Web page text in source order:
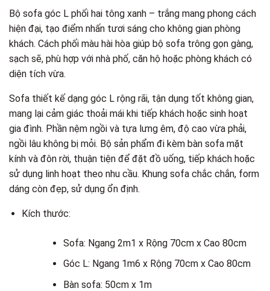
Bộ sofa góc L phối hai tông xanh – trắng mang phong cách
hiện đại, tạo điểm nhấn tươi sáng cho không gian phòng
khách. Cách phối màu hài hòa giúp bộ sofa trông gọn gàng,
sạch sẽ, phù hợp với nhà phố, căn hộ hoặc phòng khách có
diện tích vừa.
Sofa thiết kế dạng góc L rộng rãi, tận dụng tốt không gian,
mang lại cảm giác thoải mái khi tiếp khách hoặc sinh hoạt
gia đình. Phần nệm ngồi và tựa lưng êm, độ cao vừa phải,
ngồi lâu không bị mỏi. Bộ sản phẩm đi kèm bàn sofa mặt
kính và đôn rời, thuận tiện để đặt đồ uống, tiếp khách hoặc
sử dụng linh hoạt theo nhu cầu. Khung sofa chắc chắn, form
dáng còn đẹp, sử dụng ổn định.
Kích thước:
Sofa: Ngang 2m1 x Rộng 70cm x Cao 80cm
Góc L: Ngang 1m6 x Rộng 70cm x Cao 80cm
Bàn sofa: 50cm x 1m